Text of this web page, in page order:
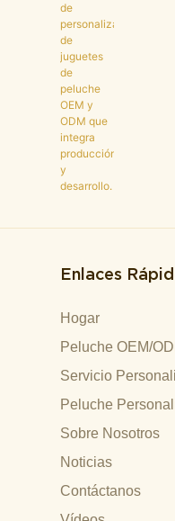
Enlaces
Hogar
Peluche OEM/
Servicio
Peluche
Sobre Nosotros
Noticias
Contáctanos